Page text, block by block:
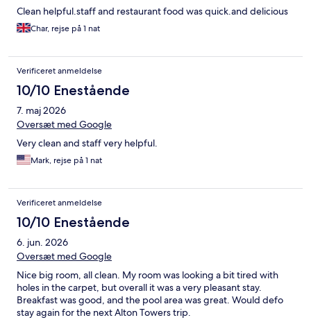
Clean helpful.staff and restaurant food was quick.and delicious
Char, rejse på 1 nat
Verificeret anmeldelse
10/10 Enestående
7. maj 2026
Oversæt med Google
Very clean and staff very helpful.
Mark, rejse på 1 nat
Verificeret anmeldelse
10/10 Enestående
6. jun. 2026
Oversæt med Google
Nice big room, all clean. My room was looking a bit tired with
holes in the carpet, but overall it was a very pleasant stay.
Breakfast was good, and the pool area was great. Would defo
stay again for the next Alton Towers trip.